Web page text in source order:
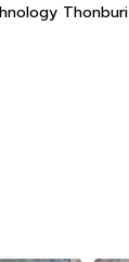
Thonburi